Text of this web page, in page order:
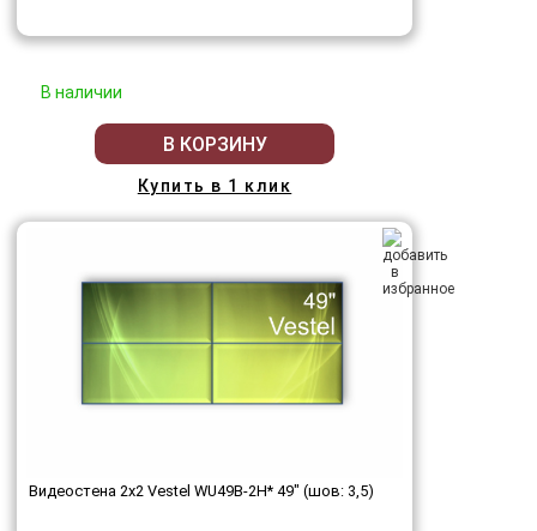
В наличии
В КОРЗИНУ
Купить в 1 клик
Видеостена 2x2 Vestel WU49B-2H* 49" (шов: 3,5)